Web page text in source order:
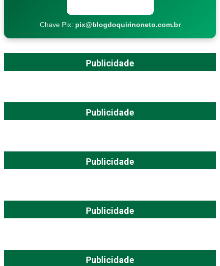
Chave Pix: pix@blogdoquirinoneto.com.br
Publicidade
Publicidade
Publicidade
Publicidade
Publicidade